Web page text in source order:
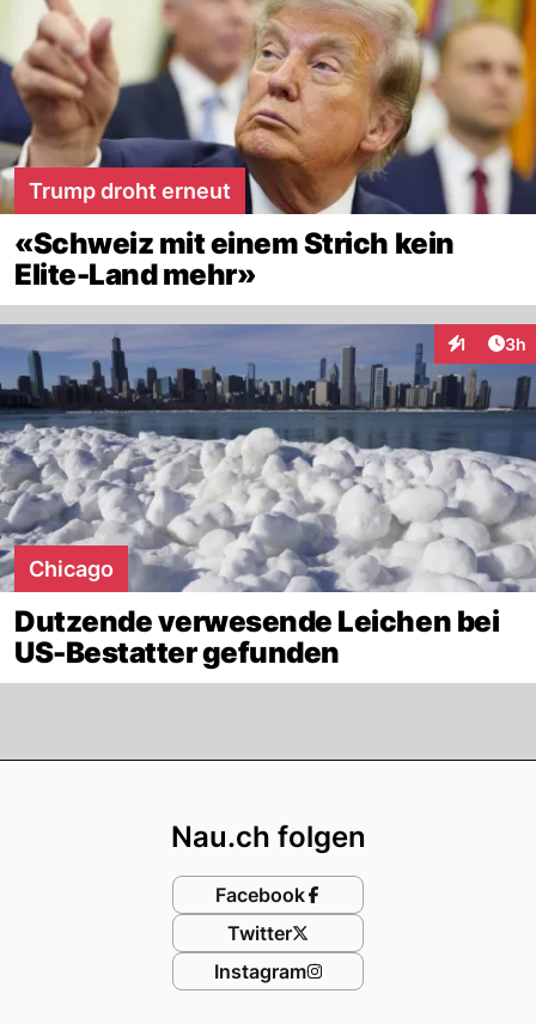
Trump droht erneut
«Schweiz mit einem Strich kein
Elite-Land mehr»
1 3h
Chicago
Dutzende verwesende Leichen bei
US-Bestatter gefunden
Nau.ch folgen
Facebook
Twitter
Instagram